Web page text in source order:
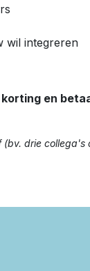
wil integreren
en
drie